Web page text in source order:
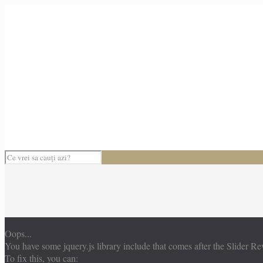
Oops...
You have some jquery.js library include that comes after the Slider
To fix this, you can: